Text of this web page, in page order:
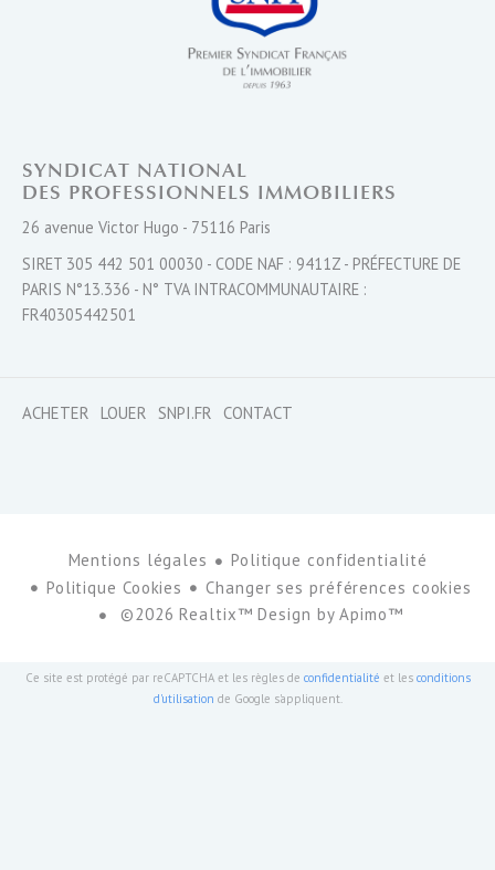
SYNDICAT NATIONAL
DES PROFESSIONNELS IMMOBILIERS
26 avenue Victor Hugo - 75116 Paris
SIRET 305 442 501 00030 - CODE NAF : 9411Z - PRÉFECTURE DE
PARIS N°13.336 - N° TVA INTRACOMMUNAUTAIRE :
FR40305442501
ACHETER LOUER SNPI.FR CONTACT
Mentions légales
Politique confidentialité
Politique Cookies
Changer ses préférences cookies
©2026 Realtix™ Design byApimo™
Ce site est protégé par reCAPTCHA et les règles de confidentialité et les conditions
d'utilisation de Google s'appliquent.